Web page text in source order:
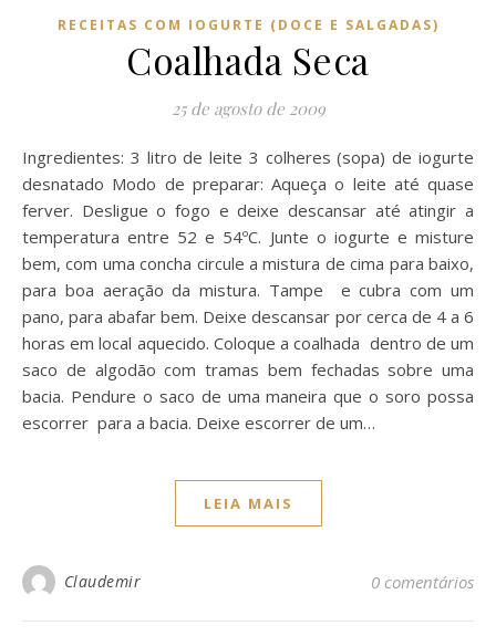
RECEITAS COM IOGURTE (DOCE E SALGADAS)
Coalhada Seca
25 de agosto de 2009
Ingredientes: 3 litro de leite 3 colheres (sopa) de iogurte
desnatado Modo de preparar: Aqueça o leite até quase
ferver. Desligue o fogo e deixe descansar até atingir a
temperatura entre 52 e 54ºC. Junte o iogurte e misture
bem, com uma concha circule a mistura de cima para baixo,
para boa aeração da mistura. Tampe e cubra com um
pano, para abafar bem. Deixe descansar por cerca de 4 a 6
horas em local aquecido. Coloque a coalhada dentro de um
saco de algodão com tramas bem fechadas sobre uma
bacia. Pendure o saco de uma maneira que o soro possa
escorrer para a bacia. Deixe escorrer de um…
LEIA MAIS
Claudemir 0 comentários